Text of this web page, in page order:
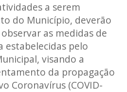
a serem
do Município, deverão
as medidas de
estabelecidas pelo
visando a
da propagação
Coronavírus (COVID-